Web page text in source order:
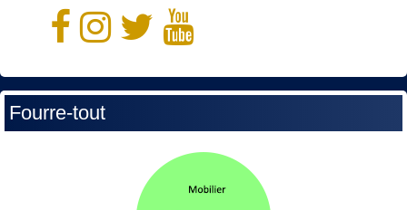
Fourre-tout